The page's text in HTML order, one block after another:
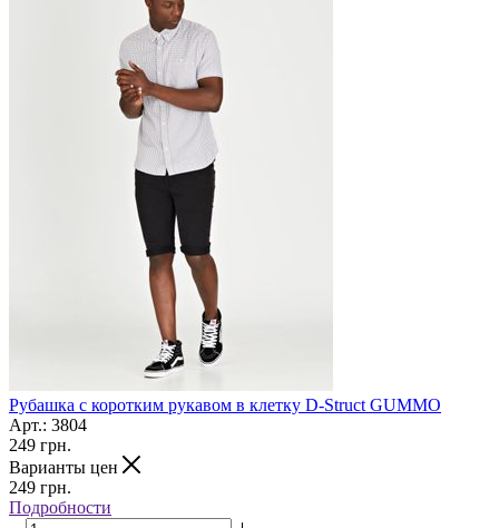
Рубашка c коротким рукавом в клетку D-Struct GUMMO
Арт.: 3804
249 грн.
Варианты цен
249 грн.
Подробности